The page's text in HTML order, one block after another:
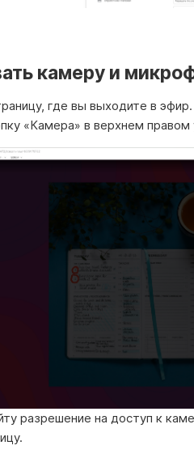
камеру и
где вы выходите в эфир.
«Камера» в верхнем правом
разрешение на доступ к